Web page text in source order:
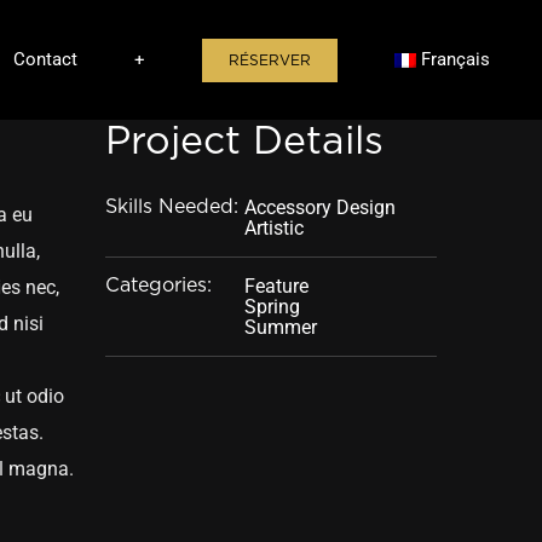
Contact + RÉSERVER Français
eu
nec,
nisi
ut odio
magna.
Project Details
Skills Needed: Accessory Design
Artistic
Categories:
Feature
Spring
Summer